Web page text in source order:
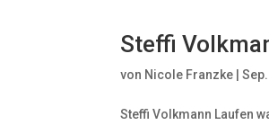
Steffi
von Nicole Franzke |
Steffi Volkmann Laufen